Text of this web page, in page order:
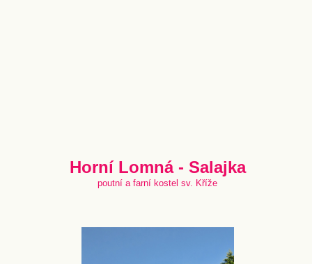
Horní Lomná - Salajka
poutní a farní kostel sv. Kříže